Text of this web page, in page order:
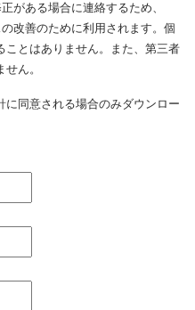
がある場合に連絡するため、
改善のために利用されます。個
ことはありません。また、第三者
ん。
に同意される場合のみダウンロー